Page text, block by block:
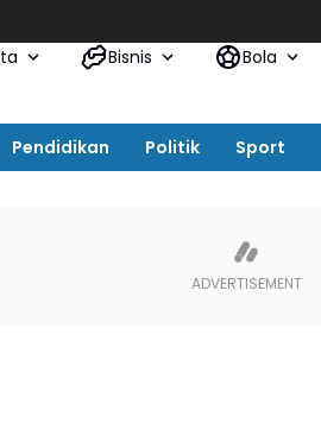
Bisnis Bola
Pendidikan Politik Sport